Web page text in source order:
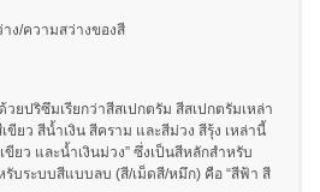
ง/ความสว่างของสี
ยปริซึมเรียกว่าสีสเปกตรัม สีสเปกตรัมเหล่า
ขียว สีน้ำเงิน สีคราม และสีม่วง สีรุ้ง เหล่านี้
ยว และน้ำเงินม่วง” ซึ่งเป็นสีหลักสำหรับ
รับระบบสีแบบลบ (สี/เม็ดสี/หมึก) คือ “สีฟ้า สี